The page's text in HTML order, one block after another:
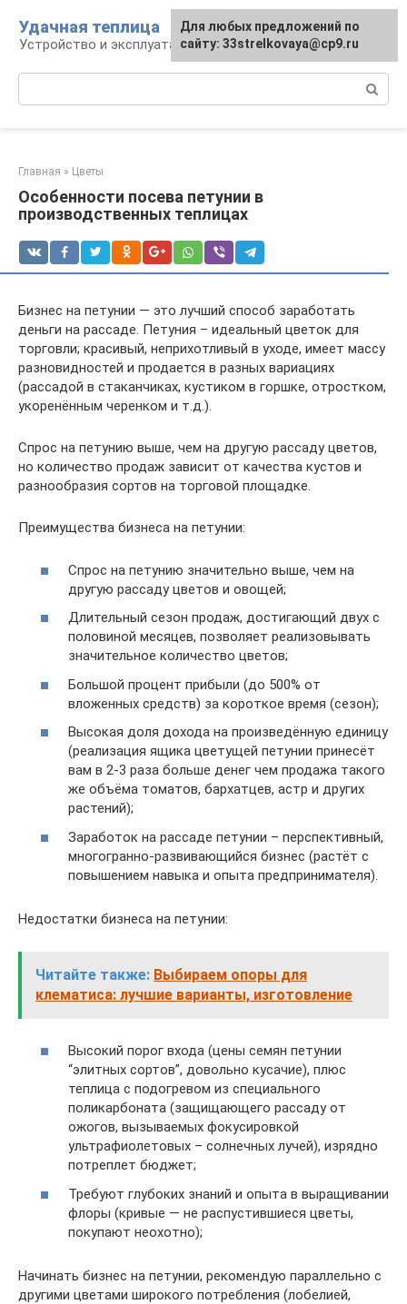
контенту
Удачная теплица
Устройство и эксплуатация теплиц
Главная » Цветы
Особенности посева петунии в
производственных теплицах
Бизнес на петунии — это лучший способ заработать
деньги на рассаде. Петуния – идеальный цветок для
торговли; красивый, неприхотливый в уходе, имеет массу
разновидностей и продается в разных вариациях
(рассадой в стаканчиках, кустиком в горшке, отростком,
укоренённым черенком и т.д.).
Спрос на петунию выше, чем на другую рассаду цветов,
но количество продаж зависит от качества кустов и
разнообразия сортов на торговой площадке.
Преимущества бизнеса на петунии:
Спрос на петунию значительно выше, чем на
другую рассаду цветов и овощей;
Длительный сезон продаж, достигающий двух с
половиной месяцев, позволяет реализовывать
значительное количество цветов;
Большой процент прибыли (до 500% от
вложенных средств) за короткое время (сезон);
Высокая доля дохода на произведённую единицу
(реализация ящика цветущей петунии принесёт
вам в 2-3 раза больше денег чем продажа такого
же объёма томатов, бархатцев, астр и других
растений);
Заработок на рассаде петунии – перспективный,
многогранно-развивающийся бизнес (растёт с
повышением навыка и опыта предпринимателя).
Недостатки бизнеса на петунии:
Читайте также: Выбираем опоры для
клематиса: лучшие варианты, изготовление
Высокий порог входа (цены семян петунии
“элитных сортов”, довольно кусачие), плюс
теплица с подогревом из специального
поликарбоната (защищающего рассаду от
ожогов, вызываемых фокусировкой
ультрафиолетовых – солнечных лучей), изрядно
потреплет бюджет;
Требуют глубоких знаний и опыта в выращивании
флоры (кривые — не распустившиеся цветы,
покупают неохотно);
Начинать бизнес на петунии, рекомендую параллельно с
другими цветами широкого потребления (лобелией,
Для любых предложений по
сайту: 33strelkovaya@cp9.ru